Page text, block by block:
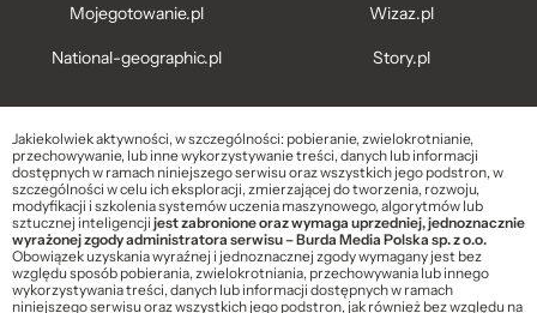
Mojegotowanie.pl
National-geographic.pl
Wizaz.pl
Story.pl
Jakiekolwiek aktywności, w szczególności: pobieranie, zwielokrotnianie,
przechowywanie, lub inne wykorzystywanie treści, danych lub informacji
dostępnych w ramach niniejszego serwisu oraz wszystkich jego podstron, w
szczególności w celu ich eksploracji, zmierzającej do tworzenia, rozwoju,
modyfikacji i szkolenia systemów uczenia maszynowego, algorytmów lub
sztucznej inteligencjijest zabronione oraz wymaga uprzedniej, jednoznacznie
wyrażonej zgody administratora serwisu – Burda Media Polska sp. z o.o.
Obowiązek uzyskania wyraźnej i jednoznacznej zgody wymagany jest bez
względu sposób pobierania, zwielokrotniania, przechowywania lub innego
wykorzystywania treści, danych lub informacji dostępnych w ramach
niniejszego serwisu oraz wszystkich jego podstron, jak również bez względu na